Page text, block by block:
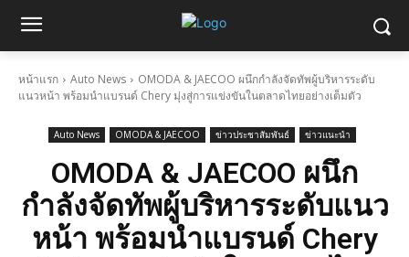
หน้าแรก Auto News
OMODA & JAECOO ผนึกกำลังจัดทัพผู้บริหารระดับ
แนวหน้า พร้อมนำแบรนด์ Chery มุ่งสู่การแข่งขันในตลาดไทยอย่างเต็มตัว
Auto News OMODA & JAECOO ข่าวประชาสัมพันธ์ ข่าวแนะนำ
OMODA & JAECOO ผนึก
กำลังจัดทัพผู้บริหารระดับแนว
หน้า พร้อมนำแบรนด์ Chery